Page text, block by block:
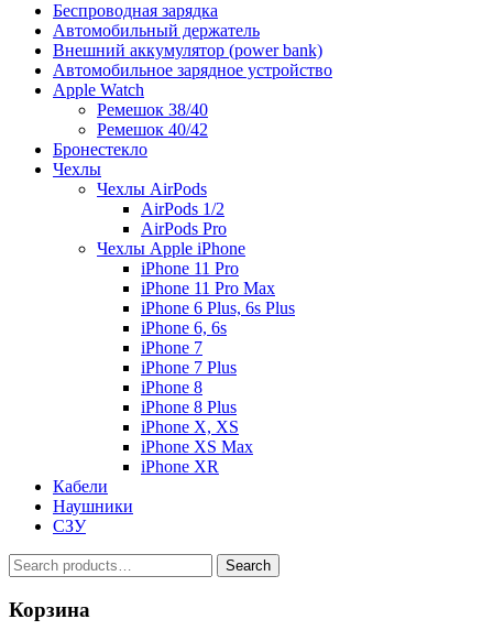
Беспроводная зарядка
Автомобильный держатель
Внешний аккумулятор (power bank)
Автомобильное зарядное устройство
Apple Watch
Ремешок 38/40
Ремешок 40/42
Бронестекло
Чехлы
Чехлы AirPods
AirPods 1/2
AirPods Pro
Чехлы Apple iPhone
iPhone 11 Pro
iPhone 11 Pro Max
iPhone 6 Plus, 6s Plus
iPhone 6, 6s
iPhone 7
iPhone 7 Plus
iPhone 8
iPhone 8 Plus
iPhone X, XS
iPhone XS Max
iPhone XR
Кабели
Наушники
СЗУ
Search
for:
Search
Корзина